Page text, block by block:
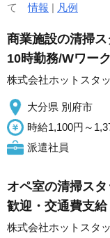
て情報 | 凡例
商業施設の清掃
10時勤務/Wワー
株式会社ホットスタ
大分県 別府市
時給1,100円～
派遣社員
オペ室の清掃ス
歓迎・交通費支
株式会社ホットスタ